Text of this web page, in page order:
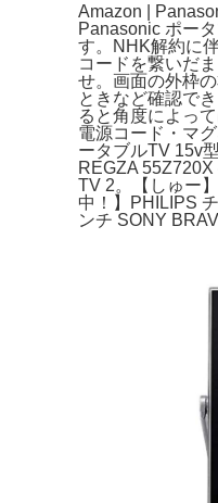
Amazon |
Panasonic ポー
す。NHK解約に
コードを繋いだ
せ。画面の外枠
ときなど確認で
ると角度によっ
電源コード・マ
ータブルTV 15v
REGZA
TV 2。【しゅー
中！】PHILIPS
ンチ SONY